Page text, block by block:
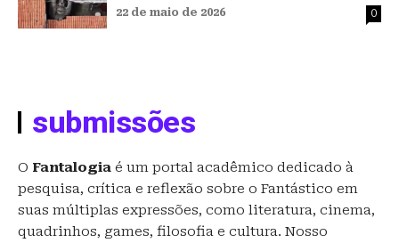
22 de maio de 2026 0
submissões
O Fantalogia é um portal acadêmico dedicado à
pesquisa, crítica e reflexão sobre o Fantástico em
suas múltiplas expressões, como literatura, cinema,
quadrinhos, games, filosofia e cultura. Nosso